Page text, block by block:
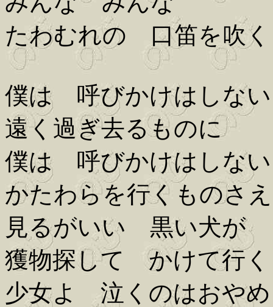
たわむれの 口笛を吹く
僕は 呼びかけはしない
遠く過ぎ去るものに
僕は 呼びかけはしない
かたわらを行くものさえ
見るがいい 黒い犬が
獲物探して かけて行く
少女よ 泣くのはおやめ